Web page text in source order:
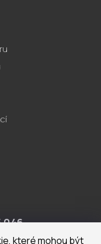
které mohou být
046
hod